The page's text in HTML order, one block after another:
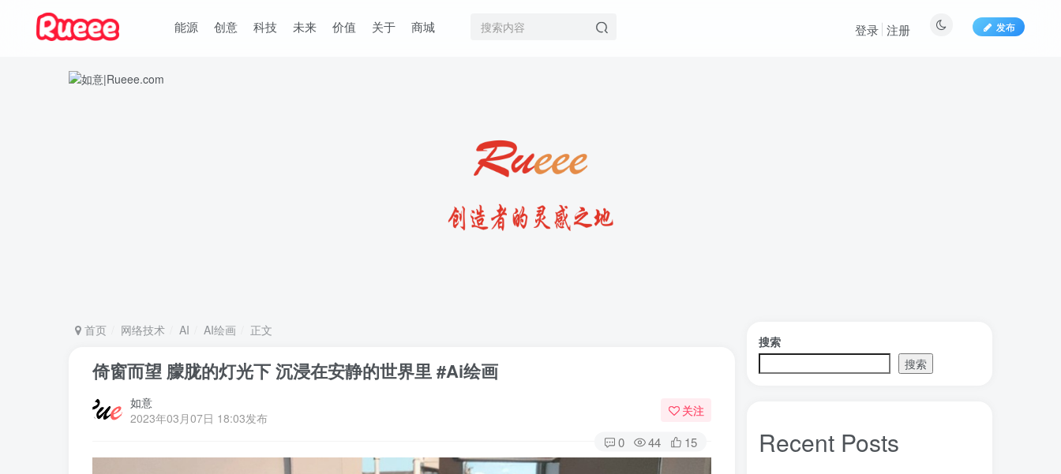
能源 创意 科技 未来 价值 关于 商城 发布
登录 注册
首页 网络技术 AI AI绘画 正文
倚窗而望 朦胧的灯光下 沉浸在安静的世界里 #Ai绘画
如意
2023年03月07日 18:03发布
关注
0 44 15
魔法(1) 高熵合金(3) 雷军(3) 陶瓷
达芬奇(1) 超分辨显微成像(2)
搜索
搜索
Recent Posts